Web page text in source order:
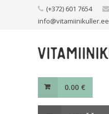
(+372) 601 7654
info@vitamiinikuller.ee
0.00 €